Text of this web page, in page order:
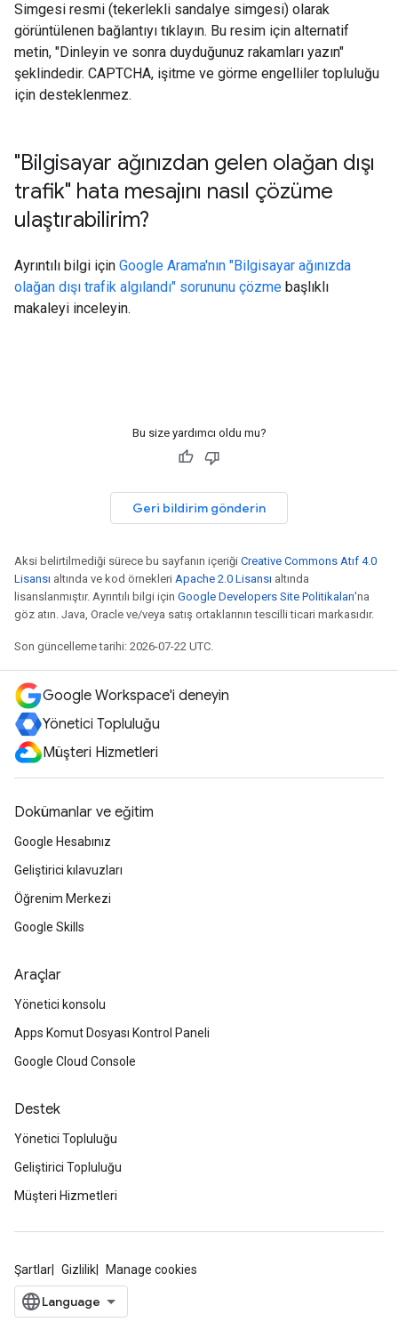
Simgesi resmi (tekerlekli sandalye simgesi) olarak
görüntülenen bağlantıyı tıklayın. Bu resim için alternatif
metin, "Dinleyin ve sonra duyduğunuz rakamları yazın"
şeklindedir. CAPTCHA, işitme ve görme engelliler topluluğu
için desteklenmez.
"Bilgisayar ağınızdan gelen olağan dışı
trafik" hata mesajını nasıl çözüme
ulaştırabilirim?
Ayrıntılı bilgi için Google Arama'nın "Bilgisayar ağınızda
olağan dışı trafik algılandı" sorununu çözme başlıklı
makaleyi inceleyin.
Bu size yardımcı oldu mu?
Geri bildirim gönderin
Aksi belirtilmediği sürece bu sayfanın içeriği Creative Commons Atıf 4.0
Lisansı altında ve kod örnekleri Apache 2.0 Lisansı altında
lisanslanmıştır. Ayrıntılı bilgi için Google Developers Site Politikaları'na
göz atın. Java, Oracle ve/veya satış ortaklarının tescilli ticari markasıdır.
Son güncelleme tarihi: 2026-07-22 UTC.
Google Workspace'i deneyin
Yönetici Topluluğu
Müşteri Hizmetleri
Dokümanlar ve eğitim
Google Hesabınız
Geliştirici kılavuzları
Öğrenim Merkezi
Google Skills
Araçlar
Yönetici konsolu
Apps Komut Dosyası Kontrol Paneli
Google Cloud Console
Destek
Yönetici Topluluğu
Geliştirici Topluluğu
Müşteri Hizmetleri
Şartlar Gizlilik Manage cookies